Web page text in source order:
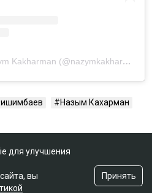
Публикация от Nazym Kakharman (@nazymkakharman)
Назым Кахарман
для улучшения
вы
Принять